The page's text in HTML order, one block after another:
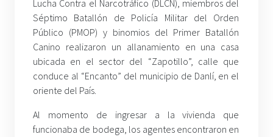
Lucha Contra el Narcotráfico (DLCN), miembros del
Séptimo Batallón de Policía Militar del Orden
Público (PMOP) y binomios del Primer Batallón
Canino realizaron un allanamiento en una casa
ubicada en el sector del “Zapotillo”, calle que
conduce al “Encanto” del municipio de Danlí, en el
oriente del País.
Al momento de ingresar a la vivienda que
funcionaba de bodega, los agentes encontraron en